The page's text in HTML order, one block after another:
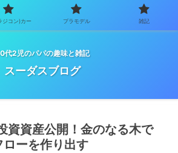
代2児のパパの趣味と雑記
スーダスブログ
資資産公開！金のなる木で
ローを作り出す
ジコン)カー プラモデル 雑記